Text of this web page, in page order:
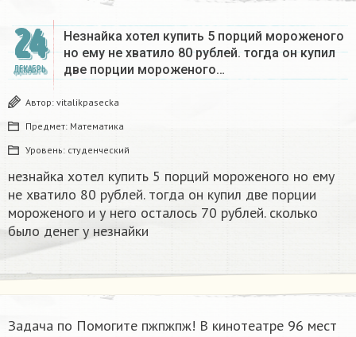
24
ДЕКАБРЬ
Незнайка хотел купить 5 порций мороженого
но ему не хватило 80 рублей. тогда он купил
две порции мороженого…
Автор: vitalikpasecka
Предмет: Математика
Уровень: студенческий
незнайка хотел купить 5 порций мороженого но ему
не хватило 80 рублей. тогда он купил две порции
мороженого и у него осталось 70 рублей. сколько
было денег у незнайки
Задача по Помогите пжпжпж! В кинотеатре 96 мест